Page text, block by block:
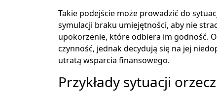
Takie podejście może prowadzić do
symulacji braku umiejętności, aby nie
upokorzenie, które odbiera im godność.
czynność, jednak decydują się na jej
utratą wsparcia finansowego.
Przykłady sytuacji